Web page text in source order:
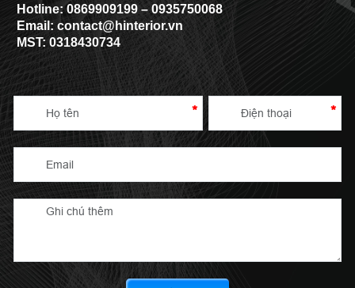
Hotline: 0869909199 – 0935750068
Email: contact@hinterior.vn
MST: 0318430734
* *